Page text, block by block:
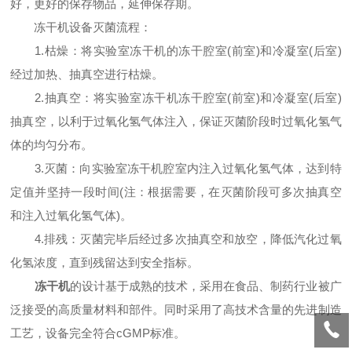
好，更好的保存物品，延伸保存期。
冻干机设备灭菌流程：
1.枯燥：将实验室冻干机的冻干腔室(前室)和冷凝室(后室)
经过加热、抽真空进行枯燥。
2.抽真空：将实验室冻干机冻干腔室(前室)和冷凝室(后室)
抽真空，以利于过氧化氢气体注入，保证灭菌阶段时过氧化氢气
体的均匀分布。
3.灭菌：向实验室冻干机腔室内注入过氧化氢气体，达到特
定值并坚持一段时间(注：根据需要，在灭菌阶段可多次抽真空
和注入过氧化氢气体)。
4.排残：灭菌完毕后经过多次抽真空和放空，降低汽化过氧
化氢浓度，直到残留达到安全指标。
冻干机的设计基于成熟的技术，采用在食品、制药行业被广
泛接受的高质量材料和部件。同时采用了高技术含量的先进制造
工艺，设备完全符合cGMP标准。